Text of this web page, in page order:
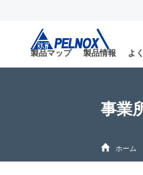
製品マップ
製品情報 よ
事業
ホーム